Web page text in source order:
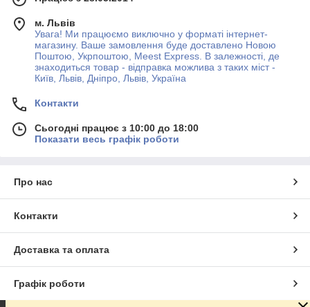
м. Львів
Увага! Ми працюємо виключно у форматі інтернет-
магазину. Ваше замовлення буде доставлено Новою
Поштою, Укрпоштою, Meest Express. В залежності, де
знаходиться товар - відправка можлива з таких міст -
Київ, Львів, Дніпро, Львів, Україна
Контакти
Сьогодні працює з 10:00 до 18:00
Показати весь графік роботи
Про нас
Контакти
Доставка та оплата
Графік роботи